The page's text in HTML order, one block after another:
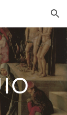
Skip to navigation